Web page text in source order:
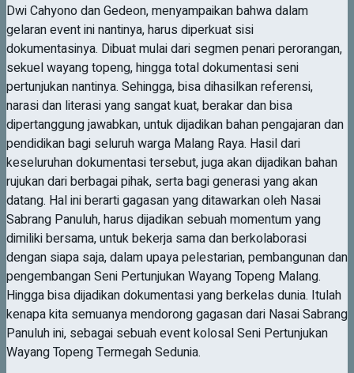
Dwi Cahyono dan Gedeon, menyampaikan bahwa dalam
gelaran event ini nantinya, harus diperkuat sisi
dokumentasinya. Dibuat mulai dari segmen penari perorangan,
sekuel wayang topeng, hingga total dokumentasi seni
pertunjukan nantinya. Sehingga, bisa dihasilkan referensi,
narasi dan literasi yang sangat kuat, berakar dan bisa
dipertanggung jawabkan, untuk dijadikan bahan pengajaran dan
pendidikan bagi seluruh warga Malang Raya. Hasil dari
keseluruhan dokumentasi tersebut, juga akan dijadikan bahan
rujukan dari berbagai pihak, serta bagi generasi yang akan
datang. Hal ini berarti gagasan yang ditawarkan oleh Nasai
Sabrang Panuluh, harus dijadikan sebuah momentum yang
dimiliki bersama, untuk bekerja sama dan berkolaborasi
dengan siapa saja, dalam upaya pelestarian, pembangunan dan
pengembangan Seni Pertunjukan Wayang Topeng Malang.
Hingga bisa dijadikan dokumentasi yang berkelas dunia. Itulah
kenapa kita semuanya mendorong gagasan dari Nasai Sabrang
Panuluh ini, sebagai sebuah event kolosal Seni Pertunjukan
Wayang Topeng Termegah Sedunia.